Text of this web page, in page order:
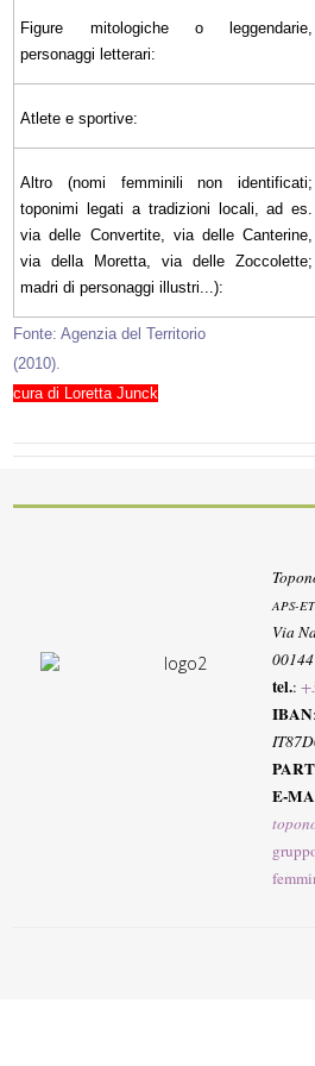
Figure mitologiche o leggendarie,
personaggi letterari:
Atlete e sportive:
Altro (nomi femminili non identificati;
toponimi legati a tradizioni locali, ad es.
via delle Convertite, via delle Canterine,
via della Moretta, via delle Zoccolette;
madri di personaggi illustri...):
Fonte: Agenzia del Territorio
cura di Loretta Junck
APS-
Via
tel.:
IBAN:
E-